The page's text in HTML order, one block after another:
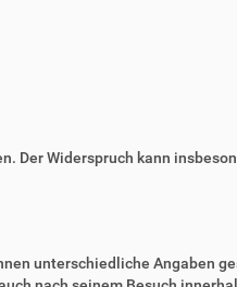
Der Widerspruch kann
unterschiedliche Angaben